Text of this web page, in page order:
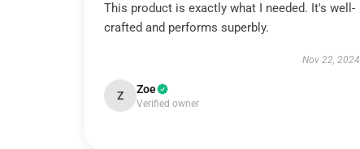
This product is exactly what I needed. It's well-
crafted and performs superbly.
Nov 22, 2024
Z Zoe
Verified owner